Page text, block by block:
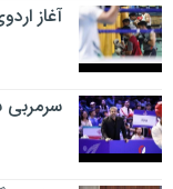
آغاز
سرمربی